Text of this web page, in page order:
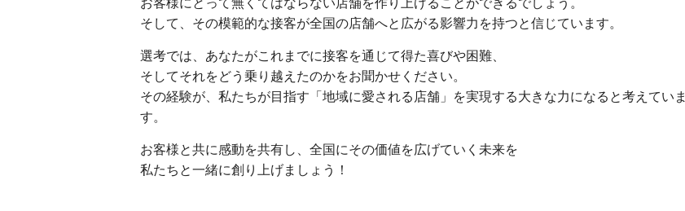
お客様にとって無くてはならない店舗を作り上げることができるでしょう。
そして、その模範的な接客が全国の店舗へと広がる影響力を持つと信じています。
選考では、あなたがこれまでに接客を通じて得た喜びや困難、
そしてそれをどう乗り越えたのかをお聞かせください。
その経験が、私たちが目指す「地域に愛される店舗」を実現する大きな力になると考えていま
す。
お客様と共に感動を共有し、全国にその価値を広げていく未来を
私たちと一緒に創り上げましょう！